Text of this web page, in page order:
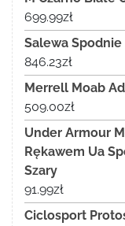
699.99zł
Salewa
846.23zł
Merrell Moab
509.00zł
Under Armour
Rękawem Ua
Szary
91.99zł
Ciclosport